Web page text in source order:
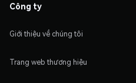
Công ty
Giới thiệu về chúng tôi
Trang web thương hiệu